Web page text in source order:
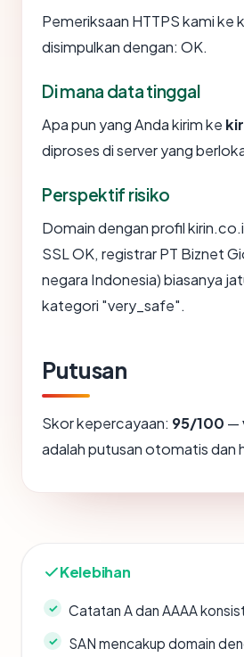
Pemeriksaan HTTPS kami ke
disimpulkan dengan: OK.
Di mana data tinggal
Apa pun yang Anda kirim ke
diproses di server yang
Perspektif risiko
Domain dengan profil
SSL OK, registrar PT Biznet
negara Indonesia) biasanya
kategori "very_safe".
Putusan
Skor kepercayaan: 95/100 —
adalah putusan otomatis dan
Kelebihan
Catatan A dan AAAA
SAN mencakup domain